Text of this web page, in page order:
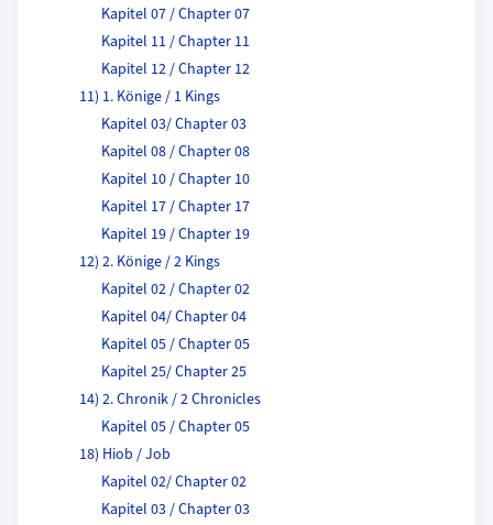
Kapitel 07 / Chapter 07
Kapitel 11 / Chapter 11
Kapitel 12 / Chapter 12
11) 1. Könige / 1 Kings
Kapitel 03/ Chapter 03
Kapitel 08 / Chapter 08
Kapitel 10 / Chapter 10
Kapitel 17 / Chapter 17
Kapitel 19 / Chapter 19
12) 2. Könige / 2 Kings
Kapitel 02 / Chapter 02
Kapitel 04/ Chapter 04
Kapitel 05 / Chapter 05
Kapitel 25/ Chapter 25
14) 2. Chronik / 2 Chronicles
Kapitel 05 / Chapter 05
18) Hiob / Job
Kapitel 02/ Chapter 02
Kapitel 03 / Chapter 03